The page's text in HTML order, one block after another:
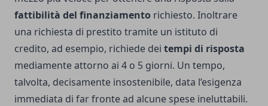
fattibilità del finanziamento richiesto. Inoltrare
una richiesta di prestito tramite un istituto di
credito, ad esempio, richiede dei tempi di risposta
mediamente attorno ai 4 o 5 giorni. Un tempo,
talvolta, decisamente insostenibile, data l’esigenza
immediata di far fronte ad alcune spese ineluttabili.